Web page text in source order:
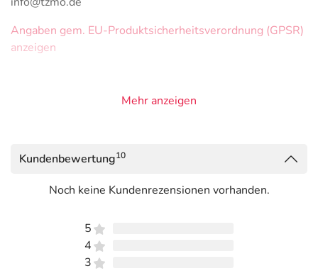
Angaben gem. EU-Produktsicherheitsverordnung (GPSR)
anzeigen
Mehr anzeigen
Kundenbewertung10
Noch keine Kundenrezensionen vorhanden.
5
4
3